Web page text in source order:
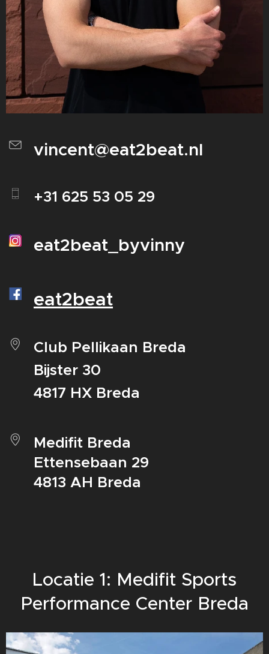
vincent@eat2beat.nl
+31 625 53 05 29
eat2beat_byvinny
eat2beat
Club Pellikaan Breda
Bijster 30
4817 HX Breda
Medifit Breda
Ettensebaan 29
4813 AH Breda
Locatie 1: Medifit Sports
Performance Center Breda